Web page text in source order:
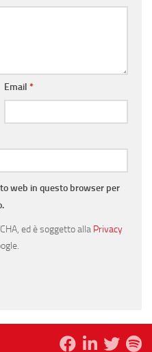
Email *
web in questo browser per
ed è soggetto alla Privacy